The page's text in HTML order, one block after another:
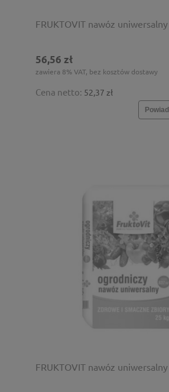
FRUKTOVIT nawóz
56,56 zł
zawiera 8% VAT, bez kosztów dostawy
Cena netto: 52,37 zł
FRUKTOVIT nawóz